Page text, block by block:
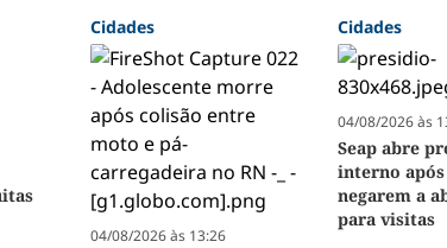
Cidades
04/08/2026 às 13:26
Cidades
04/08/2026 às
Seap abre
interno
negarem a
para visitas